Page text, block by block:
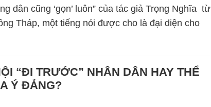
dân cũng ‘gọn’ luôn” của tác giả Trọng Nghĩa từ
Tháp, một tiếng nói được cho là đại diện cho
“ĐI TRƯỚC” NHÂN DÂN HAY THỂ
Ý ĐẢNG?